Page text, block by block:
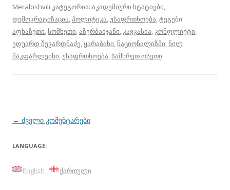
Merabishvili კატეგორია: აკადემიური სტატიები,
დემოკრატიზაცია,პოლიტიკა,უსაფრთხოება, ტეგები:
აფხაზეთი,სომხეთი,აზერბაიჯანი,კავკასია,კონფლიქტი,
ედუარდ შევარდნაძე, ყარაბახი,ნაციონალიზმი,ნილ
მაკფარლეინი,უსაფრთხოება,სამხრეთ ოსეთი.
პოსტის
← ძველი კომენტარები
LANGUAGE:
English ქართული